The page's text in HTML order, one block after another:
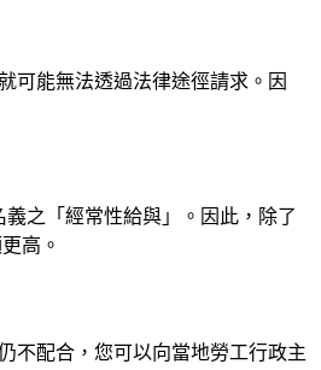
可能無法透過法律途徑請求。因
之「經常性給與」。因此，除了
高。
不配合，您可以向當地勞工行政主